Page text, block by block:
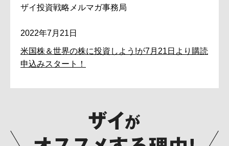
ザイ投資戦略メルマガ事務局
2022年7月21日
米国株＆世界の株に投資しよう!が7月21日より購読
申込みスタート！